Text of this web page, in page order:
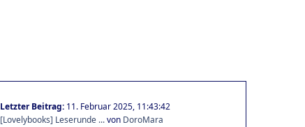
Letzter Beitrag: 11. Februar 2025, 11:43:42
[Lovelybooks] Leserunde ...von DoroMara